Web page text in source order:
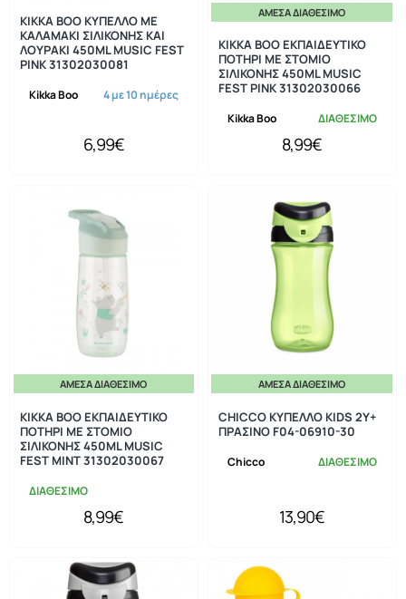
Kikka Boo 4 με 10 ημέρες
KIKKA BOO ΚΥΠΕΛΛΟ ΜΕ
ΚΑΛΑΜΑΚΙ ΣΙΛΙΚΟΝΗΣ ΚΑΙ
ΛΟΥΡΑΚΙ 450ML MUSIC FEST
PINK 31302030081
6,99€
ΆΜΕΣΑ ΔΙΑΘΈΣΙΜΟ
Kikka Boo ΔΙΑΘΕΣΙΜΟ
KIKKA BOO ΕΚΠΑΙΔΕΥΤΙΚΟ
ΠΟΤΗΡΙ ΜΕ ΣΤΟΜΙΟ
ΣΙΛΙΚΟΝΗΣ 450ML MUSIC
FEST PINK 31302030066
8,99€
ΆΜΕΣΑ ΔΙΑΘΈΣΙΜΟ
ΔΙΑΘΕΣΙΜΟ
KIKKA BOO ΕΚΠΑΙΔΕΥΤΙΚΟ
ΠΟΤΗΡΙ ΜΕ ΣΤΟΜΙΟ
ΣΙΛΙΚΟΝΗΣ 450ML MUSIC
FEST MINT 31302030067
8,99€
ΆΜΕΣΑ ΔΙΑΘΈΣΙΜΟ
Chicco ΔΙΑΘΕΣΙΜΟ
CHICCO ΚΥΠΕΛΛΟ KIDS 2Y+
ΠΡΑΣΙΝΟ F04-06910-30
13,90€